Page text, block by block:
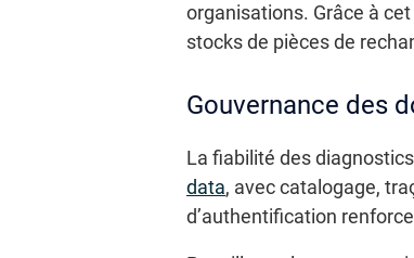
organisations. Grâce à
stocks de pièces de
Gouvernance des
La fiabilité des
data, avec catalogage,
d’authentification